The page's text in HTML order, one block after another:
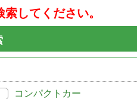
してください。
コンパクトカー